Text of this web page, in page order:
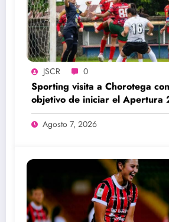
JSCR 0
Sporting visita a Chorotega
objetivo de iniciar el Apertura
una victoria
Agosto 7, 2026